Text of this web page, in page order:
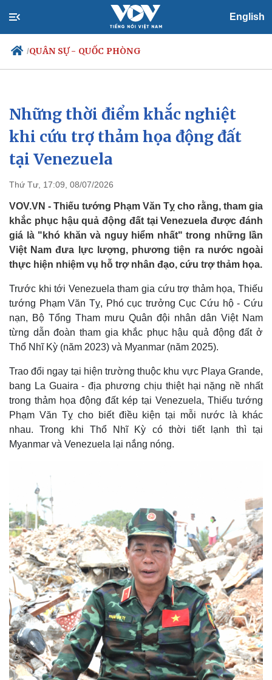
English
/QUÂN SỰ - QUỐC PHÒNG
Chính trị
Đảng
Tổ chức nhân sự
Quốc hội
Nhận diện sự thật
Xã hội
Dự báo thời tiết
Những thời điểm khắc nghiệt
khi cứu trợ thảm họa động đất
tại Venezuela
Thứ Tư, 17:09, 08/07/2026
VOV.VN - Thiếu tướng Phạm Văn Tỵ cho rằng, tham gia
khắc phục hậu quả động đất tại Venezuela được đánh
giá là "khó khăn và nguy hiểm nhất" trong những lần
Việt Nam đưa lực lượng, phương tiện ra nước ngoài
thực hiện nhiệm vụ hỗ trợ nhân đạo, cứu trợ thảm họa.
Trước khi tới Venezuela tham gia cứu trợ thảm họa, Thiếu
tướng Phạm Văn Tỵ, Phó cục trưởng Cục Cứu hộ - Cứu
nạn, Bộ Tổng Tham mưu Quân đội nhân dân Việt Nam
từng dẫn đoàn tham gia khắc phục hậu quả động đất ở
Thổ Nhĩ Kỳ (năm 2023) và Myanmar (năm 2025).
Trao đổi ngay tại hiện trường thuộc khu vực Playa Grande,
bang La Guaira - địa phương chịu thiệt hại nặng nề nhất
trong thảm họa động đất kép tại Venezuela, Thiếu tướng
Phạm Văn Tỵ cho biết điều kiện tại mỗi nước là khác
nhau. Trong khi Thổ Nhĩ Kỳ có thời tiết lạnh thì tại
Myanmar và Venezuela lại nắng nóng.